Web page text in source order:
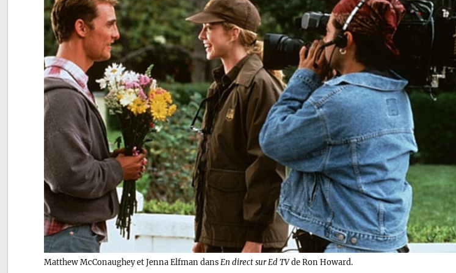
Matthew McConaughey et Jenna Elfman dans En direct sur Ed TVde Ron Howard.